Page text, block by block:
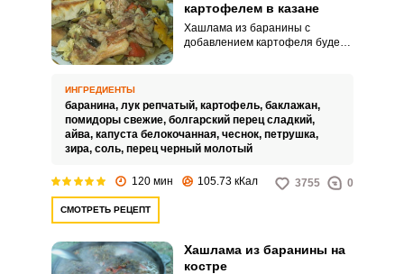
картофелем в казане
Хашлама из баранины с
добавлением картофеля будет у
ИНГРЕДИЕНТЫ
баранина, лук репчатый, картофель, баклажан,
помидоры свежие, болгарский перец сладкий,
айва, капуста белокочанная, чеснок, петрушка,
зира, соль, перец черный молотый
120 мин 105.73 кКал 3755 0
СМОТРЕТЬ РЕЦЕПТ
Хашлама из баранины на
костре